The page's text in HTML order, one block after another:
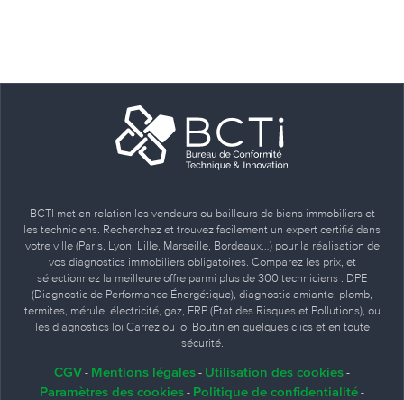
BCTI met en relation les vendeurs ou bailleurs de biens immobiliers et
les techniciens. Recherchez et trouvez facilement un expert certifié dans
votre ville (Paris, Lyon, Lille, Marseille, Bordeaux…) pour la réalisation de
vos diagnostics immobiliers obligatoires. Comparez les prix, et
sélectionnez la meilleure offre parmi plus de 300 techniciens : DPE
(Diagnostic de Performance Énergétique), diagnostic amiante, plomb,
termites, mérule, électricité, gaz, ERP (État des Risques et Pollutions), ou
les diagnostics loi Carrez ou loi Boutin en quelques clics et en toute
sécurité.
CGV - Mentions légales - Utilisation des cookies -
Paramètres des cookies - Politique de confidentialité -